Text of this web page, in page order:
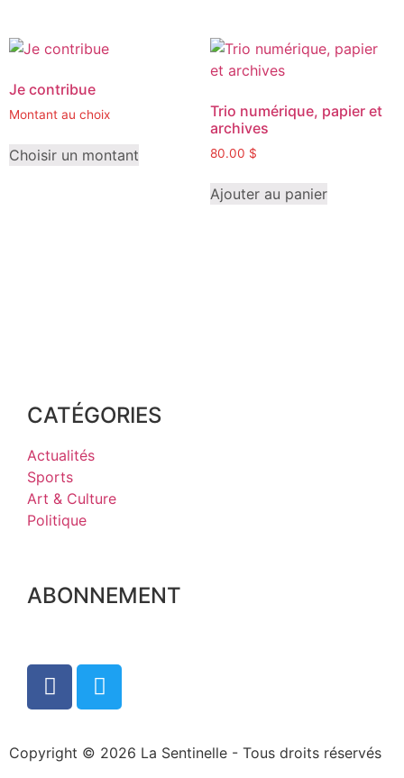
Je contribue
Montant au choix
Choisir un montant
Trio numérique, papier et
archives
80.00 $
Ajouter au panier
CATÉGORIES
Actualités
Sports
Art & Culture
Politique
ABONNEMENT
Copyright © 2026 La Sentinelle - Tous droits réservés